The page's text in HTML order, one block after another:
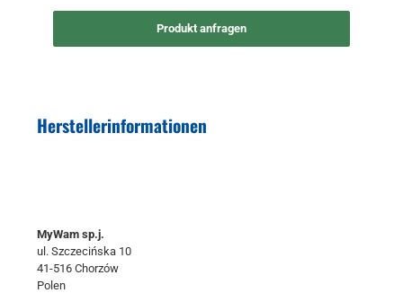
Produkt anfragen
Herstellerinformationen
MyWam sp.j.
ul. Szczecińska 10
41-516 Chorzów
Polen